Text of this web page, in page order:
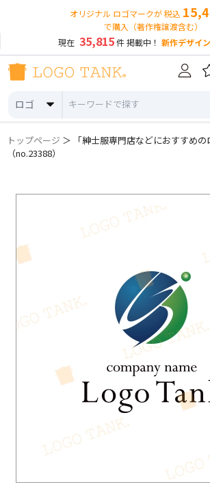
オリジナル ロゴマークが 税込
で購入（著作権譲渡含む）
現在 35,815件 掲載中！ 新作デザイ
ロゴ
トップページ ＞ 「紳士服専門店などにおすすめ
（no.23388）